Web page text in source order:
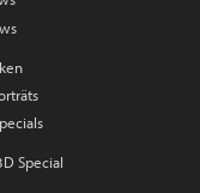
Special